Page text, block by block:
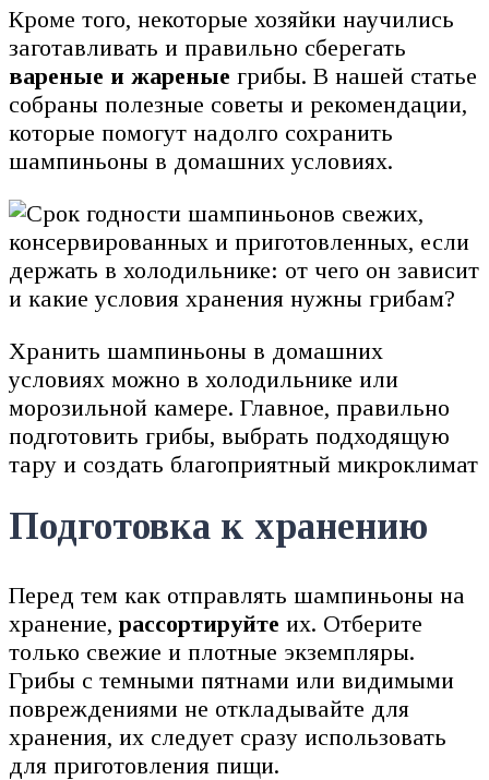
Кроме того, некоторые хозяйки научились
заготавливать и правильно сберегать
вареные и жареные грибы. В нашей статье
собраны полезные советы и рекомендации,
которые помогут надолго сохранить
шампиньоны в домашних условиях.
Хранить шампиньоны в домашних
условиях можно в холодильнике или
морозильной камере. Главное, правильно
подготовить грибы, выбрать подходящую
тару и создать благоприятный микроклимат
Подготовка к хранению
Перед тем как отправлять шампиньоны на
хранение, рассортируйте их. Отберите
только свежие и плотные экземпляры.
Грибы с темными пятнами или видимыми
повреждениями не откладывайте для
хранения, их следует сразу использовать
для приготовления пищи.